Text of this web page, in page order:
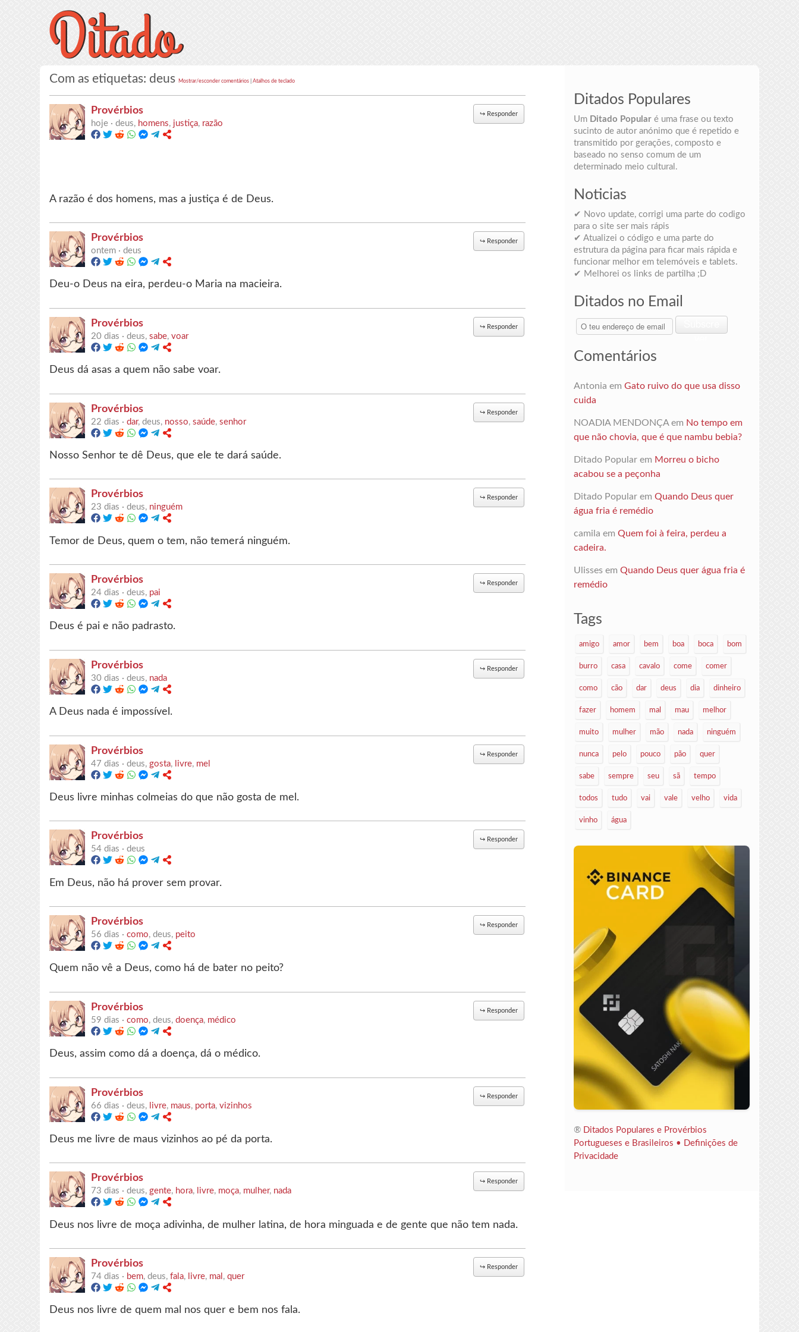
Com as etiquetas: deusMostrar/esconder comentários |Atalhos de teclado
Provérbios ↪ Responder
hoje ·deus, homens, justiça, razão
A razão é dos homens, mas a justiça é de Deus.
Provérbios ↪ Responder
ontem ·deus
Deu-o Deus na eira, perdeu-o Maria na macieira.
Provérbios ↪ Responder
20 dias ·deus,sabe,voar
Deus dá asas a quem não sabe voar.
Provérbios ↪ Responder
22 dias ·dar, deus, nosso,saúde,senhor
Nosso Senhor te dê Deus, que ele te dará saúde.
Provérbios ↪ Responder
23 dias ·deus, ninguém
Temor de Deus, quem o tem, não temerá ninguém.
Provérbios ↪ Responder
24 dias ·deus, pai
Deus é pai e não padrasto.
Provérbios ↪ Responder
30 dias ·deus, nada
A Deus nada é impossível.
Provérbios ↪ Responder
47 dias ·deus,gosta, livre, mel
Deus livre minhas colmeias do que não gosta de mel.
Provérbios ↪ Responder
54 dias ·deus
Em Deus, não há prover sem provar.
Provérbios ↪ Responder
56 dias ·como, deus, peito
Quem não vê a Deus, como há de bater no peito?
Provérbios ↪ Responder
59 dias ·como, deus,doença, médico
Deus, assim como dá a doença, dá o médico.
Provérbios ↪ Responder
66 dias ·deus, livre, maus, porta,vizinhos
Deus me livre de maus vizinhos ao pé da porta.
Provérbios ↪ Responder
73 dias ·deus,gente, hora, livre, moça, mulher, nada
Deus nos livre de moça adivinha, de mulher latina, de hora minguada e de gente que não tem nada.
Provérbios ↪ Responder
74 dias · bem, deus,fala, livre, mal ,quer
Deus nos livre de quem mal nos quer e bem nos fala.
Ditados Populares
Um Ditado Popularé uma frase ou texto
sucinto de autor anónimo que é repetido e
transmitido por gerações, composto e
baseado no senso comum de um
determinado meio cultural.
Noticias
✔ Novo update, corrigi uma parte do codigo
para o site ser mais rápis
✔ Atualizei o código e uma parte do
estrutura da página para ficar mais rápida e
funcionar melhor em telemóveis e tablets.
✔ Melhorei os links de partilha ;D
Ditados no Email
O
teu
de
ver
Comentários
Antonia em Gato ruivo do que usa disso
cuida
NOADIA MENDONÇAem No tempo em
que não chovia, que é que nambu bebia?
Ditado Popularem Morreu o bicho
acabou se a peçonha
Ditado Popularem Quando Deus quer
água fria é remédio
camila em Quem foi à feira, perdeu a
cadeira.
Ulissesem Quando Deus quer água fria é
remédio
Tags
amigo amor bem boa boca bom
burro casa cavalo come comer
como cão dar deus dia dinheiro
fazer homem mal mau melhor
muito mulher mão nada ninguém
nunca pelo pouco pão quer
sabe sempre seu sã tempo
todos tudo vai vale velho vida
vinho água
® Ditados Populares e Provérbios
Portugueses e Brasileiros • Definições de
Privacidade